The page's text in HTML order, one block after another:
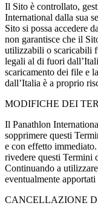
Il Sito è controllato,
International dalla sua
Sito si possa accedere
non garantisce che il
utilizzabili o scaricabili
legali al di fuori
scaricamento dei file e
dall’Italia è a proprio
MODIFICHE DEI
Il Panathlon
sopprimere questi
e con effetto
rivedere questi Termini
Continuando a
eventualmente
CANCELLAZIONE